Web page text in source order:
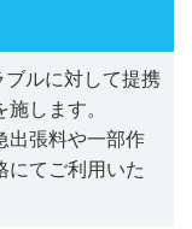
ルに対して提携
します。
出張料や一部作
にてご利用いた